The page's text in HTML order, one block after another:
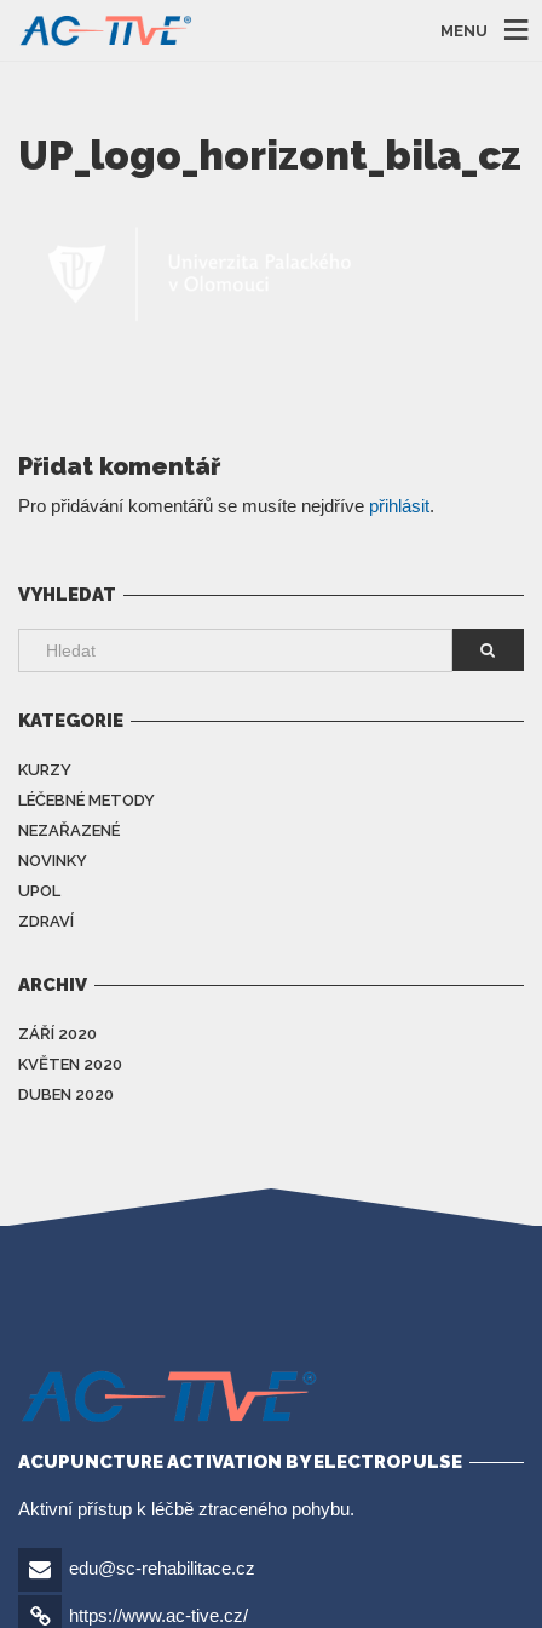
MENU
UP_logo_horizont_bila_cz
Přidat komentář
Pro přidávání komentářů se musíte nejdříve přihlásit.
VYHLEDAT
KATEGORIE
KURZY
LÉČEBNÉ METODY
NEZAŘAZENÉ
NOVINKY
UPOL
ZDRAVÍ
ARCHIV
ZÁŘÍ 2020
KVĚTEN 2020
DUBEN 2020
ACUPUNCTURE ACTIVATION BY ELECTROPULSE
Aktivní přístup k léčbě ztraceného pohybu.
edu@sc-rehabilitace.cz
https://www.ac-tive.cz/